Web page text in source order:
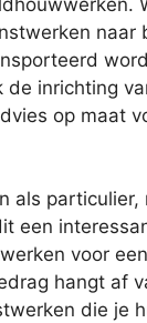
naar
de inrichting
op maat
als particulier,
een
voor
hangt af
die je